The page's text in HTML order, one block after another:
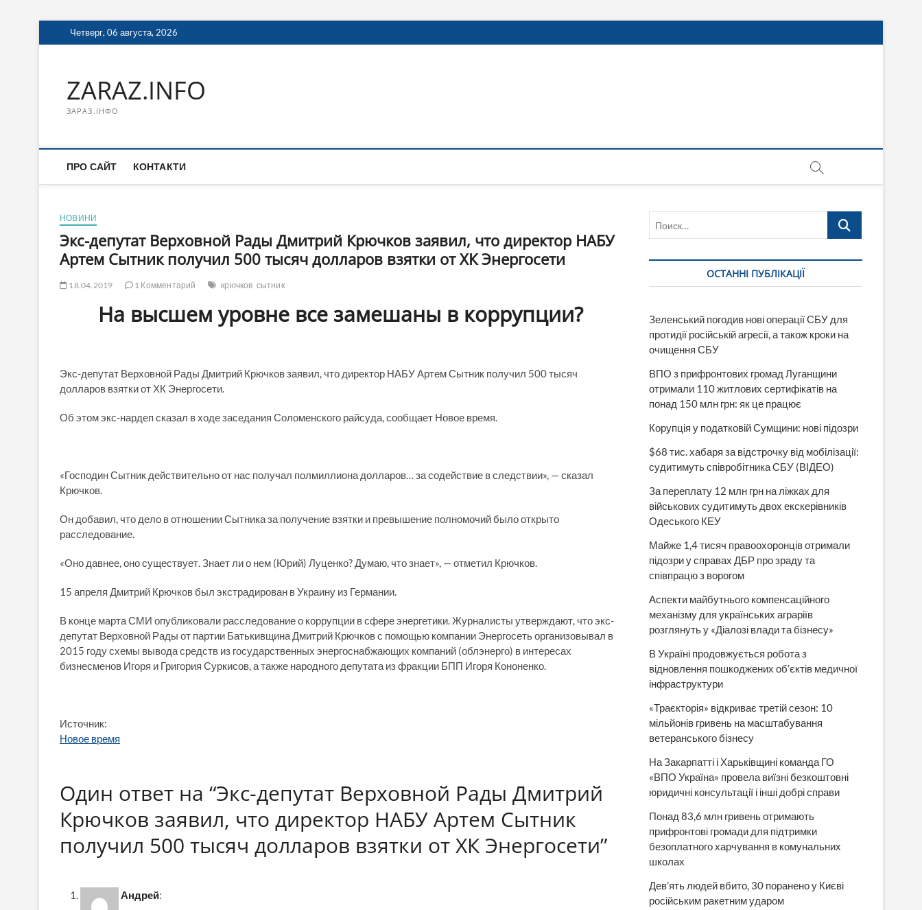
Перейти
к
Четверг, 06 августа, 2026
ZARAZ.INFO
ЗАРАЗ.ІНФО
ПРО САЙТ КОНТАКТИ
НОВИНИ
Экс-депутат Верховной Рады Дмитрий Крючков заявил, что директор НАБУ
Артем Сытник получил 500 тысяч долларов взятки от ХК Энергосети
18.04.2019 1 Комментарий крючков сытник
На высшем уровне все замешаны в коррупции?
Экс-депутат Верховной Рады Дмитрий Крючков заявил, что директор НАБУ Артем Сытник получил 500 тысяч
долларов взятки от ХК Энергосети.
Об этом экс-нардеп сказал в ходе заседания Соломенского райсуда, сообщает Новое время.
«Господин Сытник действительно от нас получал полмиллиона долларов… за содействие в следствии», — сказал
Крючков.
Он добавил, что дело в отношении Сытника за получение взятки и превышение полномочий было открыто
расследование.
«Оно давнее, оно существует. Знает ли о нем (Юрий) Луценко? Думаю, что знает», — отметил Крючков.
15 апреля Дмитрий Крючков был экстрадирован в Украину из Германии.
В конце марта СМИ опубликовали расследование о коррупции в сфере энергетики. Журналисты утверждают, что экс-
депутат Верховной Рады от партии Батькивщина Дмитрий Крючков с помощью компании Энергосеть организовывал в
2015 году схемы вывода средств из государственных энергоснабжающих компаний (облэнерго) в интересах
бизнесменов Игоря и Григория Суркисов, а также народного депутата из фракции БПП Игоря Кононенко.
Источник:
Новое время
Один ответ на “Экс-депутат Верховной Рады Дмитрий
Крючков заявил, что директор НАБУ Артем Сытник
получил 500 тысяч долларов взятки от ХК Энергосети”
Андрей:
Поиск…
ОСТАННІ ПУБЛІКАЦІЇ
Зеленський погодив нові операції СБУ для
протидії російській агресії, а також кроки на
очищення СБУ
ВПО з прифронтових громад Луганщини
отримали 110 житлових сертифікатів на
понад 150 млн грн: як це працює
Корупція у податковій Сумщини: нові підозри
$68 тис. хабаря за відстрочку від мобілізації:
судитимуть співробітника СБУ (ВІДЕО)
За переплату 12 млн грн на ліжках для
військових судитимуть двох екскерівників
Одеського КЕУ
Майже 1,4 тисяч правоохоронців отримали
підозри у справах ДБР про зраду та
співпрацю з ворогом
Аспекти майбутнього компенсаційного
механізму для українських аграріїв
розглянуть у «Діалозі влади та бізнесу»
В Україні продовжується робота з
відновлення пошкоджених об’єктів медичної
інфраструктури
«Траєкторія» відкриває третій сезон: 10
мільйонів гривень на масштабування
ветеранського бізнесу
На Закарпатті і Харьківщині команда ГО
«ВПО Україна» провела виїзні безкоштовні
юридичні консультації і інші добрі справи
Понад 83,6 млн гривень отримають
прифронтові громади для підтримки
безоплатного харчування в комунальних
школах
Дев’ять людей вбито, 30 поранено у Києві
російським ракетним ударом